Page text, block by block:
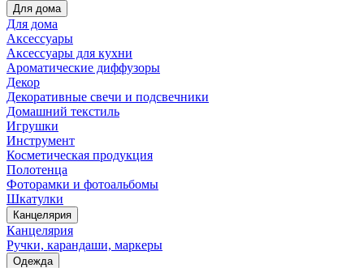
Для дома
Для дома
Аксессуары
Аксессуары для кухни
Ароматические диффузоры
Декор
Декоративные свечи и подсвечники
Домашний текстиль
Игрушки
Инструмент
Косметическая продукция
Полотенца
Фоторамки и фотоальбомы
Шкатулки
Канцелярия
Канцелярия
Ручки, карандаши, маркеры
Одежда